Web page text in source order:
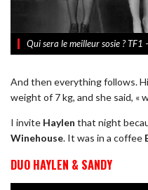
Qui sera le meilleur sosie ?
And then everything follows.
weight of 7 kg, and she said, «
I invite Haylen that night
Winehouse. It was in a coffee
DUO HAYLEN & SANDY